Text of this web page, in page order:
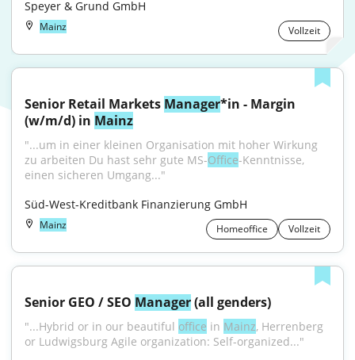
Speyer & Grund GmbH
Mainz Vollzeit
Senior Retail Markets Manager*in - Margin
(w/m/d) in Mainz
"...um in einer kleinen Organisation mit hoher Wirkung
zu arbeiten Du hast sehr gute MS-Office-Kenntnisse,
einen sicheren Umgang..."
Süd-West-Kreditbank Finanzierung GmbH
Mainz Homeoffice Vollzeit
Senior GEO / SEO Manager (all genders)
"...Hybrid or in our beautiful office in Mainz, Herrenberg
or Ludwigsburg Agile organization: Self-organized..."